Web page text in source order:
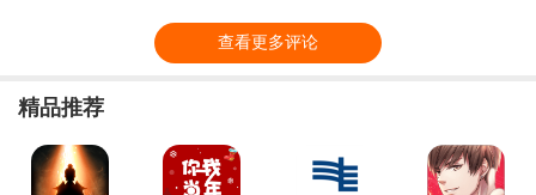
查看更多评论
精品推荐